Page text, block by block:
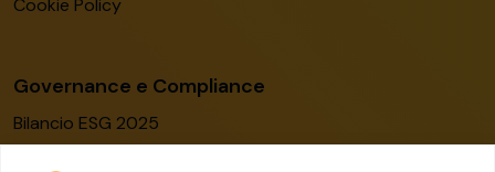
Cookie Policy
Governance e Compliance
Bilancio ESG 2025